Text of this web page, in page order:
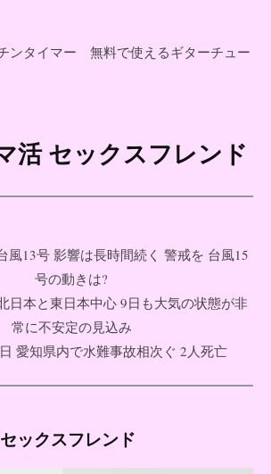
ンタイマー
無料で使えるギターチュー
活 セックスフレンド
風13号 影響は長時間続く 警戒を 台風15
号の動きは?
日本と東日本中心 9日も大気の状態が非
常に不安定の見込み
愛知県内で水難事故相次ぐ 2人死亡
ックスフレンド